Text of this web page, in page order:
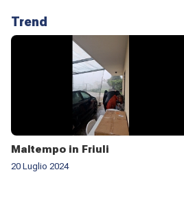
Trend
Maltempo in Friuli
20 Luglio 2024